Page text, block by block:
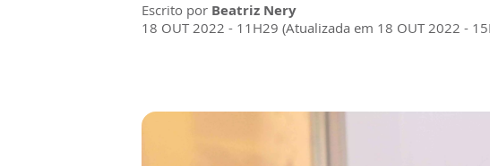
Escrito por Beatriz Nery
18 OUT 2022 - 11H29 (Atualizada em 18 OUT 2022 -